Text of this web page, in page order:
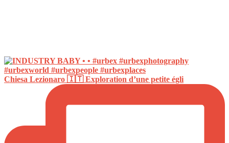
Chiesa Lezionaro 🇮🇹 Exploration d’une petite égli